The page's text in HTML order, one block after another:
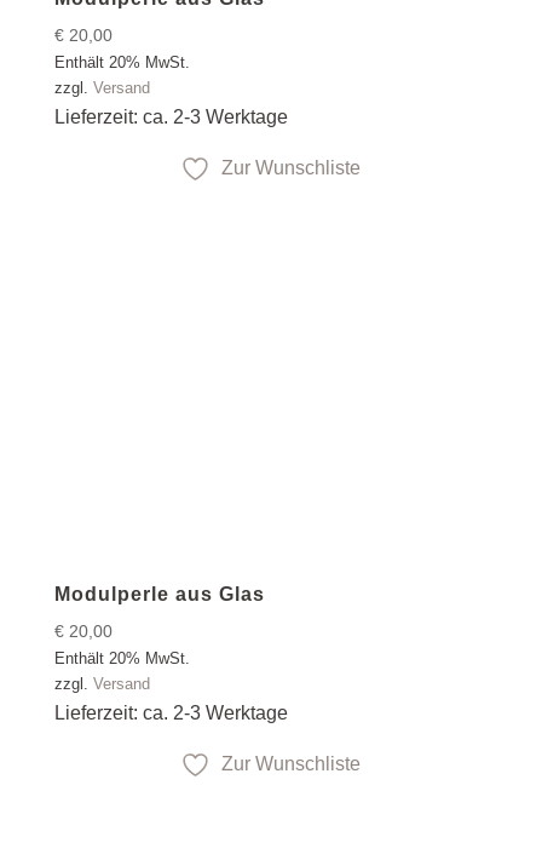
€20,00
Enthält 20% MwSt.
zzgl. Versand
Lieferzeit: ca. 2-3 Werktage
Zur Wunschliste
Modulperle aus Glas
€20,00
Enthält 20% MwSt.
zzgl. Versand
Lieferzeit: ca. 2-3 Werktage
Zur Wunschliste